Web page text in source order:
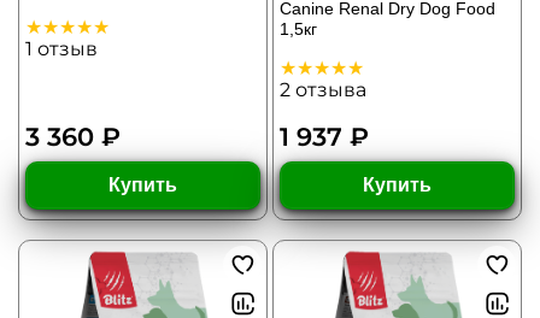
1 отзыв
3 360 ₽
Купить
Canine Renal Dry Dog Food
1,5кг
2 отзыва
1 937 ₽
Купить